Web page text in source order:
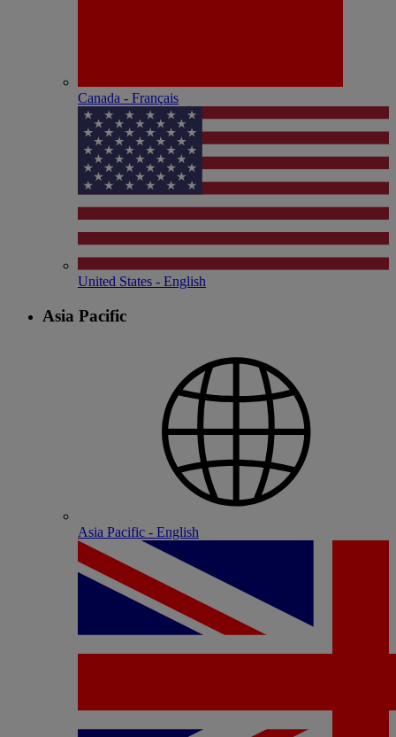
Canada - Français
United States - English
Asia Pacific
Asia Pacific - English